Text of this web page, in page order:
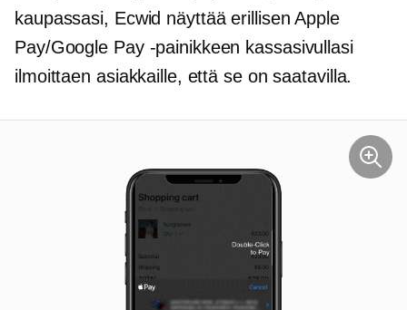
kaupassasi, Ecwid näyttää erillisen Apple
Pay/Google Pay -painikkeen kassasivullasi
ilmoittaen asiakkaille, että se on saatavilla.